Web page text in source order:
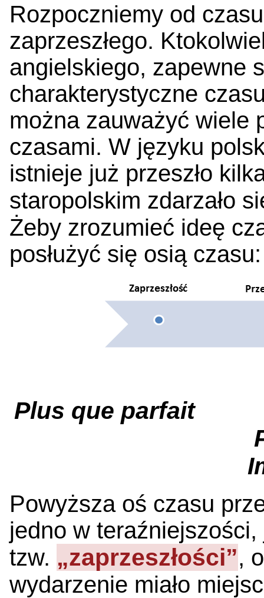
Rozpoczniemy od
zaprzeszłego.
angielskiego, zapewne
charakterystyczne
można zauważyć wiele
czasami. W języku
istnieje już przeszło
staropolskim zdarzało
Żeby zrozumieć ideę
posłużyć się osią czasu:
Plus que
Powyższa oś czasu
jedno w
tzw. „zaprzeszłości”,
wydarzenie miało